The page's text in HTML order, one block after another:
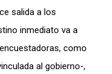
salida a los
inmediato va a
como
al gobierno-,